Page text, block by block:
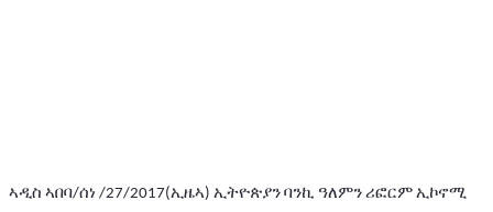
ኣዲስ ኣበባ/ሰነ /27/2017(ኢዜኣ) ኢትዮጵያንባንኪ ዓለምንሪፎርምኢኮኖሚ